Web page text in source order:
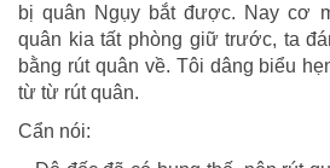
bị quân Ngụy bắt được. Nay cơ
quân kia tất phòng giữ trước, ta
bằng rút quân về. Tôi dâng biểu
từ từ rút quân.
Cẩn nói: